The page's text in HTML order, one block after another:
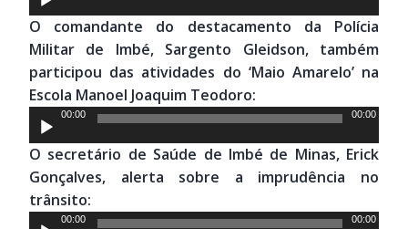
de
áudio
O comandante do destacamento da Polícia
Militar de Imbé, Sargento Gleidson, também
participou das atividades do ‘Maio Amarelo’ na
Escola Manoel Joaquim Teodoro:
Tocador
de
áudio
00:00 00:00
O secretário de Saúde de Imbé de Minas, Erick
Gonçalves, alerta sobre a imprudência no
trânsito:
Tocador
00:00 00:00